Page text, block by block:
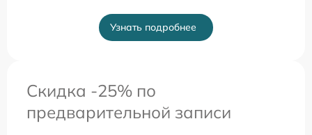
Узнать подробнее
Скидка -25% по
предварительной записи